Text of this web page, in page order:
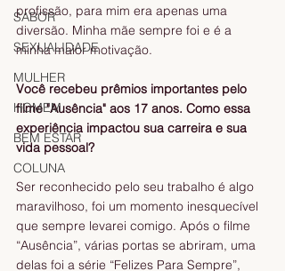
SABOR
SEXUALIDADE
MULHER
HOMEM
BEM ESTAR
COLUNA
profissão, para mim era apenas uma
diversão. Minha mãe sempre foi e é a
minha maior motivação.
Você recebeu prêmios importantes pelo
filme "Ausência" aos 17 anos. Como essa
experiência impactou sua carreira e sua
vida pessoal?
Ser reconhecido pelo seu trabalho é algo
maravilhoso, foi um momento inesquecível
que sempre levarei comigo. Após o filme
“Ausência”, várias portas se abriram, uma
delas foi a série “Felizes Para Sempre”,